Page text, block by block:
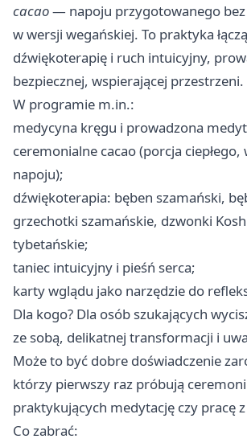
cacao— napoju przygotowanego
w wersji wegańskiej. To praktyka
dźwiękoterapię i ruch intuicyjny,
bezpiecznej, wspierającej przestrzeni.
W programie m.in.:
medycyna kręgu i prowadzona
ceremonialne cacao (porcja
napoju);
dźwiękoterapia: bęben szamański,
grzechotki szamańskie, dzwonki
tybetańskie;
taniec intuicyjny i pieśń serca;
karty wglądu jako narzędzie do
Dla kogo? Dla osób szukających
ze sobą, delikatnej transformacji i
Może to być dobre doświadczenie
którzy pierwszy raz próbują
praktykujących medytację czy pracę
Co zabrać: